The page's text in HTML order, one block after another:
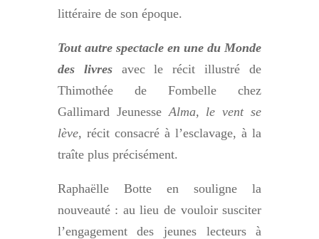
littéraire de son époque.
Tout autre spectacle en une du Monde
des livres avec le récit illustré de
Thimothée de Fombelle chez
Gallimard JeunesseAlma, le vent se
lève, récit consacré à l’esclavage, à la
traîte plus précisément.
Raphaëlle Botte en souligne la
nouveauté : au lieu de vouloir susciter
l’engagement des jeunes lecteurs à